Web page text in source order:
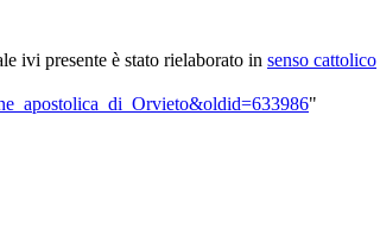
ivi presente è stato rielaborato in senso cattolico
"